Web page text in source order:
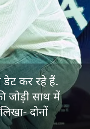
कर रहे हैं.
जोड़ी साथ में
दोनों